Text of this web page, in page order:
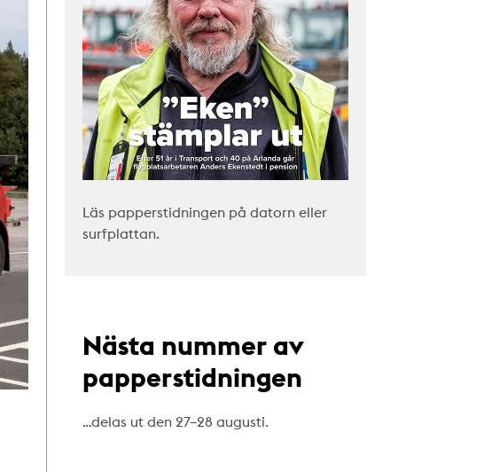
Läs papperstidningen på datorn eller
surfplattan.
Nästa nummer av
papperstidningen
…delas ut den 27–28 augusti.